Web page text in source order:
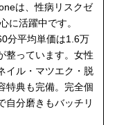
は、性病リスクゼ
に活躍中です。
分平均単価は1.6万
整っています。女性
イル・マツエク・脱
特典も完備。完全個
自分磨きもバッチリ